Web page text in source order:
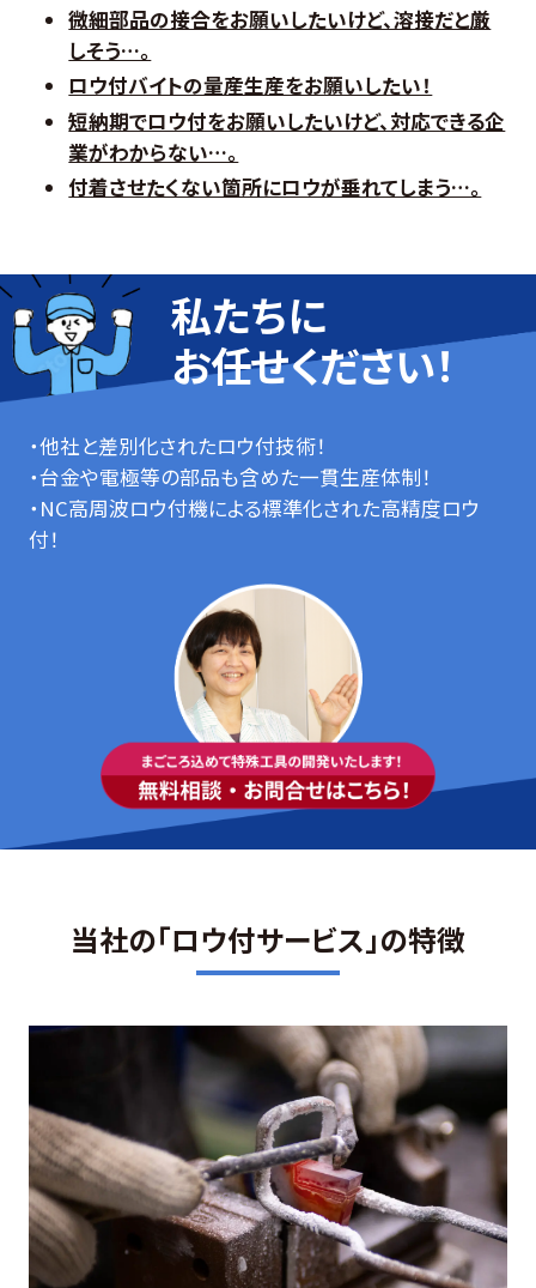
微細部品の接合をお願いしたいけど、溶接だと厳
しそう…。
ロウ付バイトの量産生産をお願いしたい！
短納期でロウ付をお願いしたいけど、対応できる企
業がわからない…。
付着させたくない箇所にロウが垂れてしまう…。
私たちに
お任せください！
・他社と差別化されたロウ付技術！
・台金や電極等の部品も含めた一貫生産体制！
・NC高周波ロウ付機による標準化された高精度ロウ
付！
当社の「ロウ付サービス」の特徴